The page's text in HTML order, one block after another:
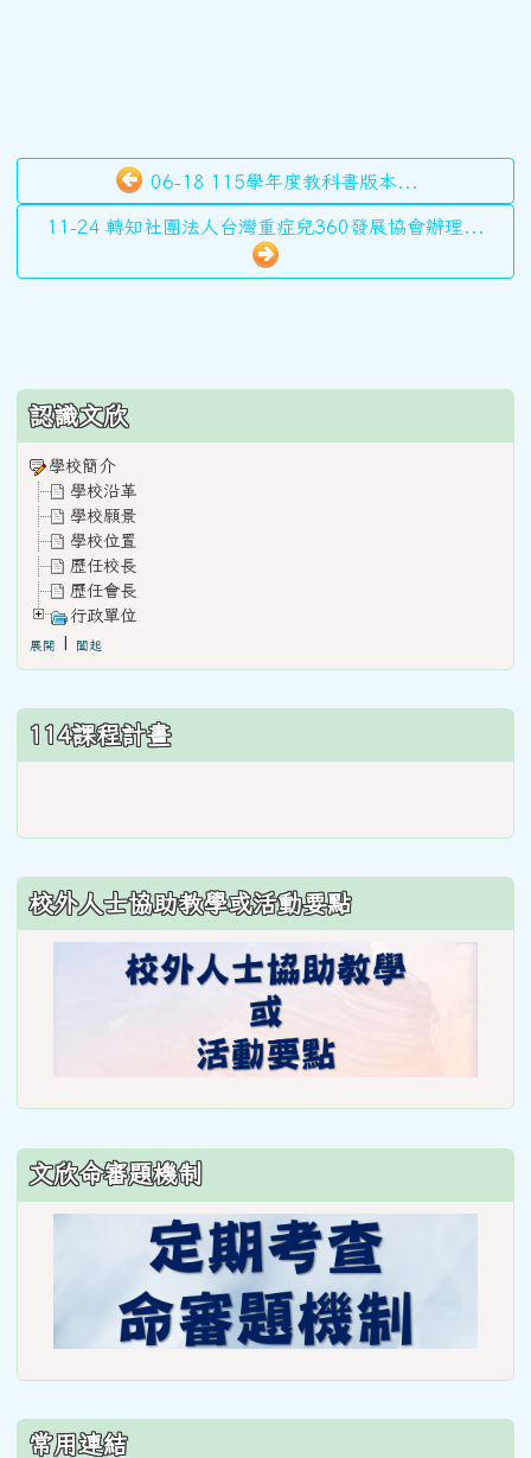
06-18 115學年度教科書版本...
11-24 轉知社團法人台灣重症兒360發展協會辦理...
:::
認識文欣
學校簡介
學校沿革
學校願景
學校位置
歷任校長
歷任會長
行政單位
展開 闔起
114課程計畫
ncsn=11&nsn=29
\
校外人士協助教學或活動要點
文欣命審題機制
常用連結